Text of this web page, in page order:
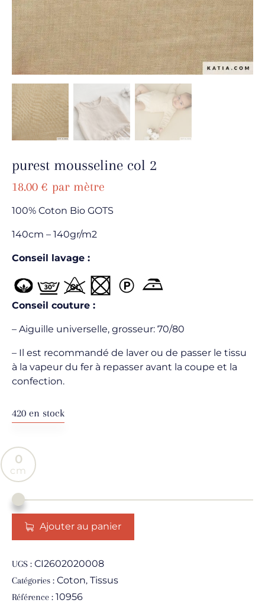
purest mousseline col 2
18.00€ par mètre
100% Coton Bio GOTS
140cm – 140gr/m2
Conseil lavage :
Conseil couture :
– Aiguille universelle, grosseur: 70/80
– Il est recommandé de laver ou de passer le tissu
à la vapeur du fer à repasser avant la coupe et la
confection.
420 en stock
0
Ajouter au panier
UGS : CI2602020008
Catégories : Coton, Tissus
Référence : 10956